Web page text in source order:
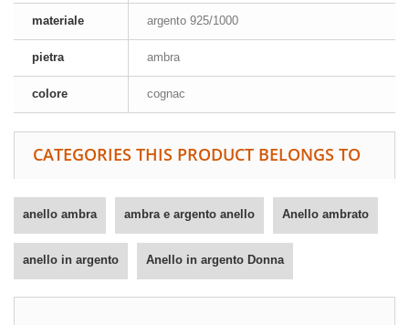
materiale argento 925/1000
pietra ambra
colore cognac
CATEGORIES THIS PRODUCT BELONGS TO
anello ambra ambra e argento anello Anello ambrato
anello in argento Anello in argento Donna